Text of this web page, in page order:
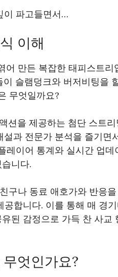
이 파고들면서…
이해
어 만든 복잡한 태피스트리
슬램덩크와 버저비팅을
무엇일까요?
션을 제공하는 첨단 스트
과 전문가 분석을 즐기면
레이어 통계와 실시간 업데
니다.
구나 동료 애호가와 반응
합니다. 이를 통해 매 경
된 감정으로 가득 찬 사교
엇인가요?